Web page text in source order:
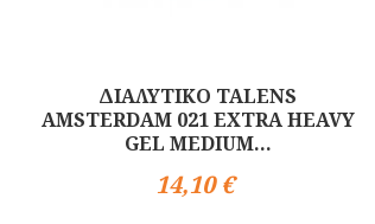
ΔΙΑΛΥΤΙΚΟ TALENS
AMSTERDAM 021 EXTRA HEAVY
GEL MEDIUM...
14,10 €